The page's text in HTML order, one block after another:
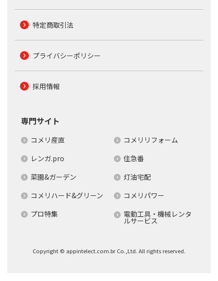
特定商取引法
プライバシーポリシー
採用情報
専門サイト
コメリ産直
コメリリフォーム
レンガ.pro
住急番
菜園&ガーデン
灯油宅配
コメリハード&グリーン
コメリパワー
プロ特集
電動工具・機械レンタ
ルサービス
Copyright © appintelect.com.br Co.,Ltd. All rights reserved.